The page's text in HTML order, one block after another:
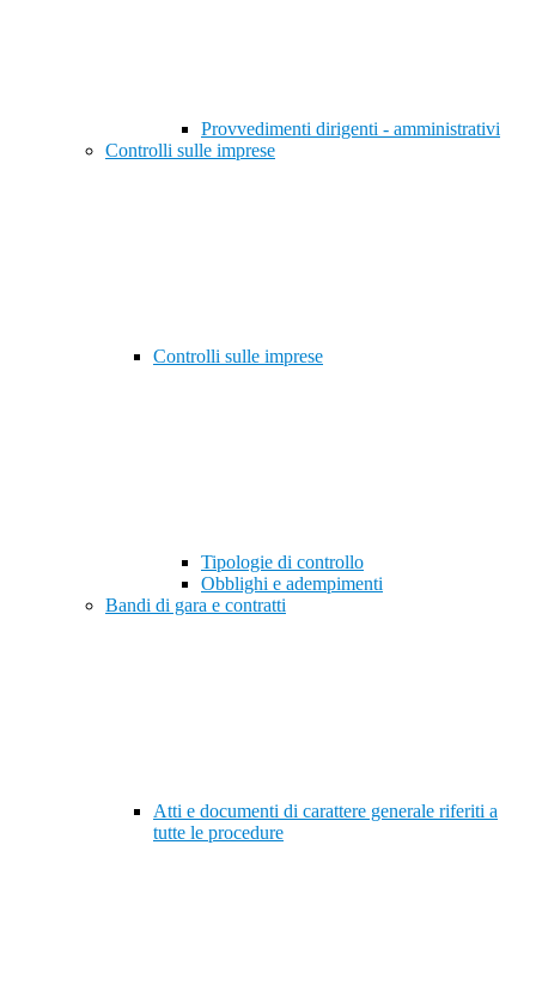
Provvedimenti dirigenti - amministrativi
Controlli sulle imprese
Controlli sulle imprese
Tipologie di controllo
Obblighi e adempimenti
Bandi di gara e contratti
Atti e documenti di carattere generale riferiti a
tutte le procedure